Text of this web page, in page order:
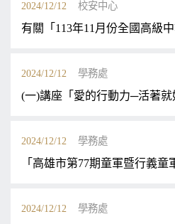
2024/12/12 校安中心
有關「113年11月份全國高級
2024/12/12 學務處
(一)講座「愛的行動力─活著
2024/12/12 學務處
「高雄市第77期童軍暨行義童
2024/12/12 學務處